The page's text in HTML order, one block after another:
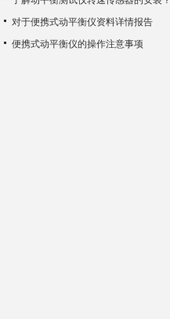
对于便携式动平衡仪资料详情报告
便携式动平衡仪的操作注意事项